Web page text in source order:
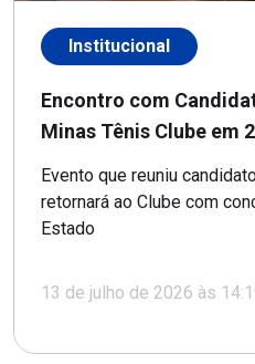
Institucional
Encontro com
Minas Tênis Clube em
Evento que reuniu
retornará ao Clube com
Estado
13 de julho de 2026 às